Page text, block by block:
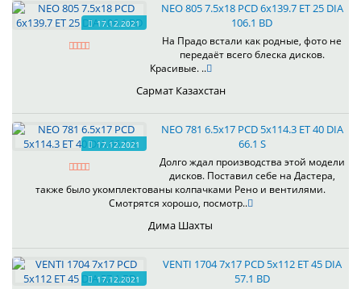
17.12.2021
NEO 805 7.5x18 PCD 6x139.7 ET 25 DIA
106.1 BD
На Прадо встали как родные, фото не
передаёт всего блеска дисков.
Красивые. ..
Сармат Казахстан
17.12.2021
NEO 781 6.5x17 PCD 5x114.3 ET 40 DIA
66.1 S
Долго ждал производства этой модели
дисков. Поставил себе на Дастера,
также было укомплектованы колпачками Рено и вентилями.
Смотрятся хорошо, посмотр..
Дима Шахты
17.12.2021
VENTI 1704 7x17 PCD 5x112 ET 45 DIA
57.1 BD